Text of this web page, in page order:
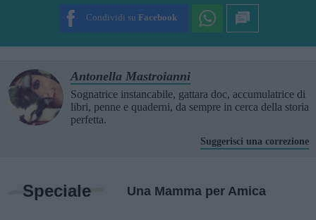
Condividi su Facebook
Antonella Mastroianni
Sognatrice instancabile, gattara doc, accumulatrice di
libri, penne e quaderni, da sempre in cerca della storia
perfetta.
Suggerisci una correzione
Speciale Una Mamma per Amica